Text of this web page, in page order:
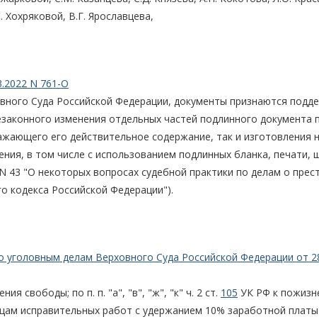
В.Г. Ярославцева,
N 761-О
Суда Российской Федерации, документы признаются
изменения отдельных частей подлинного документа
его действительное содержание, так и изготовления
в том числе с использованием подлинных бланка, печати,
43 "О некоторых вопросах судебной практики по делам о
кодекса Российской Федерации").
уголовным делам Верховного Суда Российской Федерации от
свободы; по п. п. "а", "в", "ж", "к" ч. 2 ст. 105 УК РФ к
исправительных работ с удержанием 10% заработной